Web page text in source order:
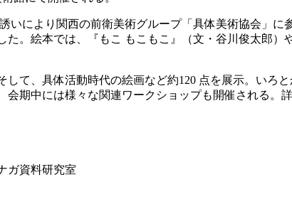
いにより関西の前衛美術グループ「具体美術協会」に
。絵本では、『もこ もこもこ』（文・谷川俊太郎
て、具体活動時代の絵画など約120 点を展示。いろ
期中には様々な関連ワークショップも開催される。
ガ資料研究室